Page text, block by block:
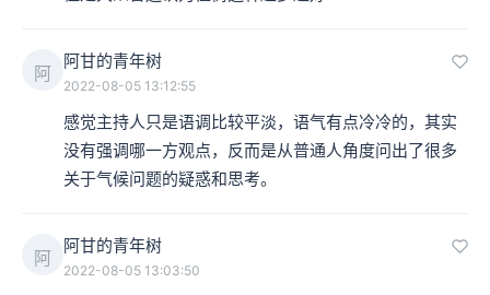
阿
阿甘的青年树
2022-08-05 13:12:55
感觉主持人只是语调比较平淡，语气有点冷冷的，其实
没有强调哪一方观点，反而是从普通人角度问出了很多
关于气候问题的疑惑和思考。
阿
阿甘的青年树
2022-08-05 13:03:50